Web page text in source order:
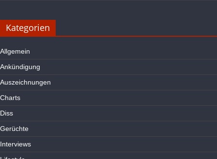
Kategorien
Allgemein
Ankündigung
Auszeichnungen
Charts
Diss
Gerüchte
Interviews